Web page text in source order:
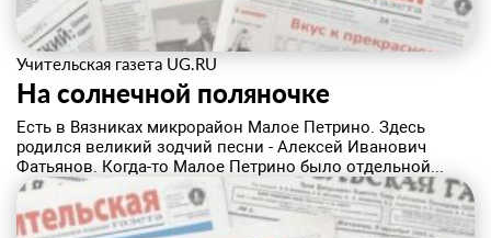
Учительская газета UG.RU
На солнечной поляночке
Есть в Вязниках микрорайон Малое Петрино. Здесь
родился великий зодчий песни - Алексей Иванович
Фатьянов. Когда-то Малое Петрино было отдельной...